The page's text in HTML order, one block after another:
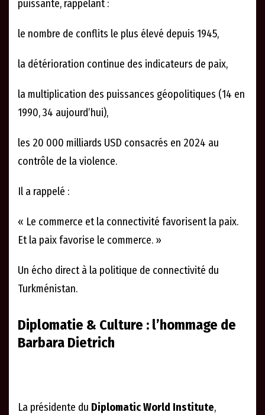
puissante, rappelant :
le nombre de conflits le plus élevé depuis 1945,
la détérioration continue des indicateurs de paix,
la multiplication des puissances géopolitiques (14 en
1990, 34 aujourd’hui),
les 20 000 milliards USD consacrés en 2024 au
contrôle de la violence.
Il a rappelé :
« Le commerce et la connectivité favorisent la paix.
Et la paix favorise le commerce. »
Un écho direct à la politique de connectivité du
Turkménistan.
Diplomatie & Culture : l’hommage de
Barbara Dietrich
La présidente du Diplomatic World Institute,